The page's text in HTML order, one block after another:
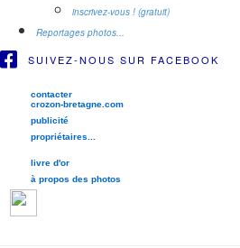
inscrivez-vous ! (gratuit)
Reportages photos...
SUIVEZ-NOUS SUR FACEBOOK
contacter
crozon-bretagne.com
publicité
propriétaires...
livre d'or
à propos des photos